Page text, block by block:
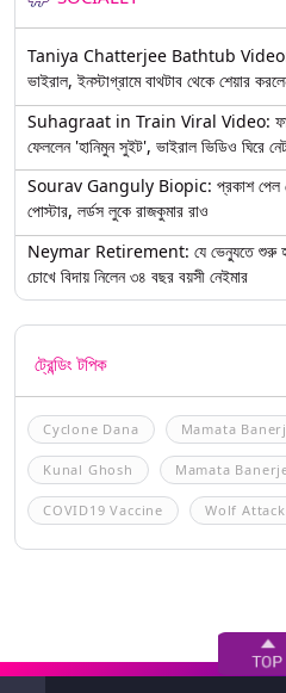
Taniya Chatterjee Bathtub Video:
ভাইরাল, ইনস্টাগ্রামে বাথটাব থেকে শেয়ার
Suhagraat in Train Viral Video: ফার্স্ট
ফেললেন 'হানিমুন সুইট', ভাইরাল ভিডিও ঘিরে
Sourav Ganguly Biopic: প্রকাশ পেল
পোস্টার, লর্ডস লুকে রাজকুমার রাও
Neymar Retirement: যে ভেন্যুতে শুরু
চোখে বিদায় নিলেন ৩৪ বছর বয়সী নেইমার
ট্রেন্ডিং টপিক
Cyclone Dana Mamata
Kunal Ghosh Mamata
COVID19 Vaccine Wolf Attack